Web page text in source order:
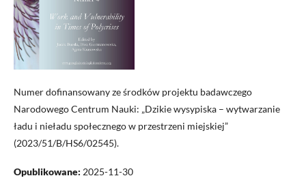
Numer dofinansowany ze środków projektu badawczego
Narodowego Centrum Nauki: „Dzikie wysypiska – wytwarzanie
ładu i nieładu społecznego w przestrzeni miejskiej”
(2023/51/B/HS6/02545).
Opublikowane: 2025-11-30